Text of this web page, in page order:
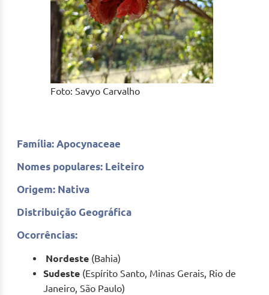
Foto: Savyo Carvalho
Família: Apocynaceae
Nomes populares: Leiteiro
Origem: Nativa
Distribuição Geográfica
Ocorrências:
Nordeste (Bahia)
Sudeste (Espírito Santo, Minas Gerais, Rio de
Janeiro, São Paulo)